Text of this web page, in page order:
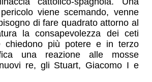
viene scemando, venne
di fare quadrato attorno al
la consapevolezza dei ceti
chiedono più potere e in terzo
una reazione alle mosse
re, gli Stuart, Giacomo I e